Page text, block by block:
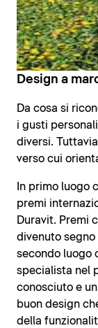
Design a
Da cosa si
i gusti
diversi.
verso cui
In primo luogo
premi
Duravit. Premi
divenuto
secondo luogo
specialista nel
conosciuto e
buon design
della